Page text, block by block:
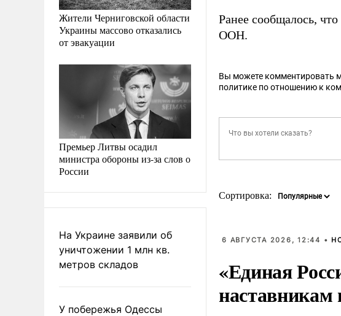
Жители Черниговской области
Украины массово отказались
от эвакуации
Премьер Литвы осадил
министра обороны из-за слов о
России
На Украине заявили об
уничтожении 1 млн кв.
метров складов
У побережья Одессы
Ранее сообщалось,
ООН.
Вы можете комментировать
политике по отношению к
Сортировка:
6 АВГУСТА 2026, 12:44 •
«Единая
наставникам